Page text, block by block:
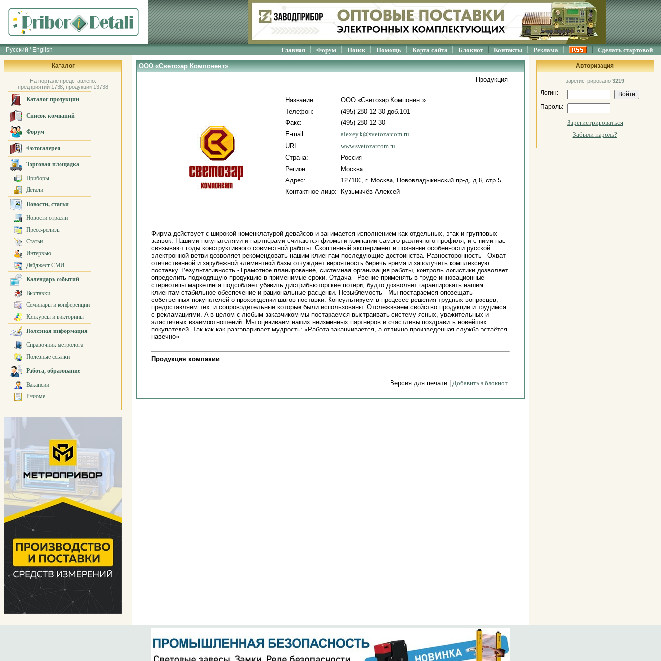
Русский / English Главная Форум Поиск Помощь Карта сайта Блокнот Контакты Реклама Сделать стартовой
Каталог
На портале представлено:
предприятий 1738, продукции 13738
Каталог продукции
Список компаний
Форум
Фотогалерея
Торговая площадка
Приборы
Детали
Новости, статьи
Новости отрасли
Пресс-релизы
Статьи
Интервью
Дайджест СМИ
Календарь событий
Выставки
Семинары и конференции
Конкурсы и викторины
Полезная информация
Справочник метролога
Полезные ссылки
Работа, образование
Вакансии
Резюме
ООО «Светозар Компонент»
Продукция
Название:
ООО «Светозар Компонент»
Телефон:
(495) 280-12-30 доб.101
Факс:
(495) 280-12-30
E-mail:
alexey.k@svetozarcom.ru
URL:
www.svetozarcom.ru
Страна:
Россия
Регион:
Москва
Адрес:
127106, г. Москва, Нововладыкинский пр-д, д 8, стр 5
Контактное лицо:
Кузьмичёв Алексей
Фирма действует с широкой номенклатурой девайсов и занимается исполнением как отдельных, этак и групповых
заявок. Нашими покупателями и партнёрами считаются фирмы и компании самого различного профиля, и с ними нас
связывают годы конструктивного совместной работы. Скопленный эксперимент и познание особенности русской
электронной ветви дозволяет рекомендовать нашим клиентам последующие достоинства. Разносторонность - Охват
отечественной и зарубежной элементной базы отчуждает вероятность беречь время и заполучить комплексную
поставку. Результативность - Грамотное планирование, системная организация работы, контроль логистики дозволяет
определить подходящую продукцию в применимые сроки. Отдача - Рвение применять в труде инновационные
стереотипы маркетинга подсобляет убавить дистрибьюторские потери, будто дозволяет гарантировать нашим
клиентам стабильное обеспечение и рациональные расценки. Незыблемость - Мы постараемся оповещать
собственных покупателей о прохождении шагов поставки. Консультируем в процессе решения трудных вопросцев,
предоставляем тех. и сопроводительные которые были использованы. Отслеживаем свойство продукции и трудимся
с рекламациями. А в целом с любым заказчиком мы постараемся выстраивать систему ясных, уважительных и
эластичных взаимоотношений. Мы оцениваем наших неизменных партнёров и счастливы поздравить новейших
покупателей. Так как как разговаривает мудрость: «Работа заканчивается, а отлично произведенная служба остаётся
навечно».
Продукция компании
Версия для печати | Добавить в блокнот
Авторизация
зарегистрировано 3219
Логин:
Пароль:
Зарегистрироваться
Забыли пароль?